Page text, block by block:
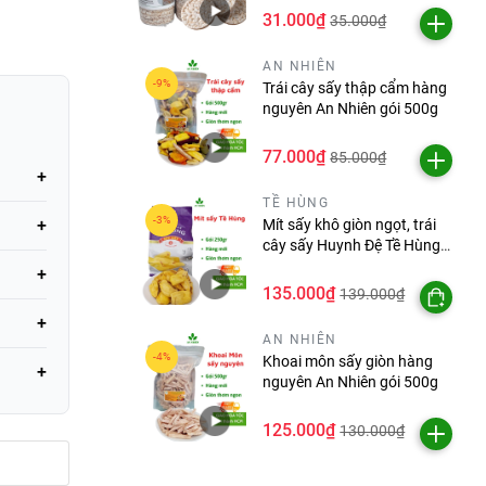
mà
31.000₫ 35.000₫
AN NHIÊN
Trái cây sấy thập cẩm hàng
nguyên An Nhiên gói 500g
77.000₫ 85.000₫
TỀ HÙNG
Mít sấy khô giòn ngọt, trái
cây sấy Huynh Đệ Tề Hùng
135.000₫ 139.000₫
AN NHIÊN
Khoai môn sấy giòn hàng
nguyên An Nhiên gói 500g
125.000₫ 130.000₫